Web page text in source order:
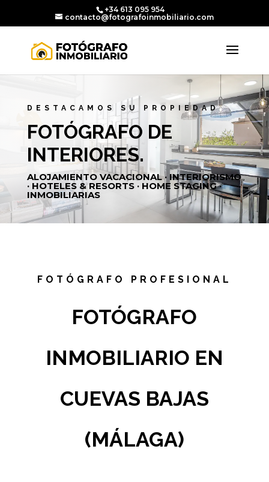
+34 613 095 954
contacto@fotografoinmobiliario.com
DESTACAMOS SU PROPIEDAD
FOTÓGRAFO DE
INTERIORES.
ALOJAMIENTO VACACIONAL · INTERIORISMO
· HOTELES & RESORTS · HOME STAGING ·
INMOBILIARIAS
FOTÓGRAFO PROFESIONAL
FOTÓGRAFO
INMOBILIARIO EN
CUEVAS BAJAS
(MÁLAGA)